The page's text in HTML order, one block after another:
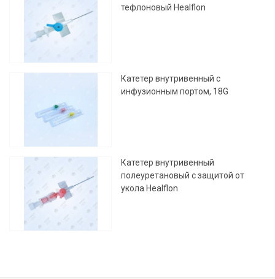
тефлоновый Healflon
Катетер внутривенный с
инфузионным портом, 18G
Катетер внутривенный
полеуретановый с защитой от
укола Healflon